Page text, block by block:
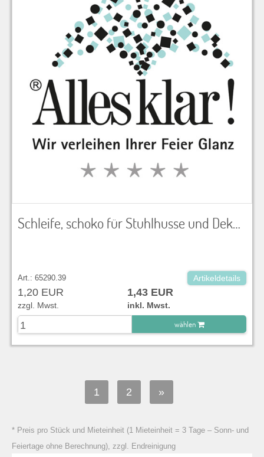
Schleife, schoko für Stuhlhusse und Dekoration
Art.: 65290.39 Artikeldetails
1,20 EUR 1,43 EUR
zzgl. Mwst.
inkl. Mwst.
wählen
1 2 »
* Preis pro Stück und Mieteinheit (1 Mieteinheit = 3 Tage – Sonn- und
Feiertage ohne Berechnung), zzgl. Endreinigung